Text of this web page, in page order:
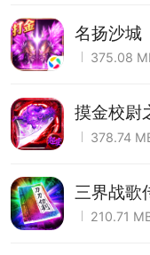
名扬沙城
375.08
摸金校尉
378.74
三界战歌
210.71